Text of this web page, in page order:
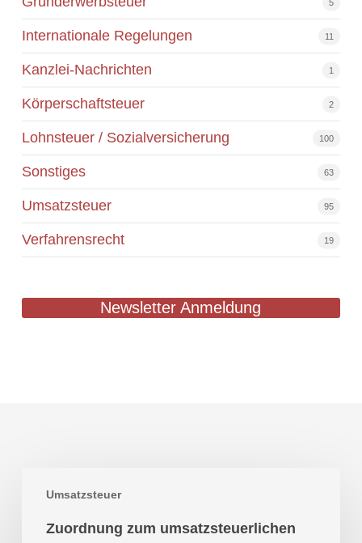
5
Internationale Regelungen 11
Kanzlei-Nachrichten 1
Körperschaftsteuer 2
Lohnsteuer / Sozialversicherung 100
Sonstiges 63
Umsatzsteuer 95
Verfahrensrecht 19
Newsletter Anmeldung
Umsatzsteuer
zum
Unternehmen
Zuordnung zum umsatzsteuerlichen